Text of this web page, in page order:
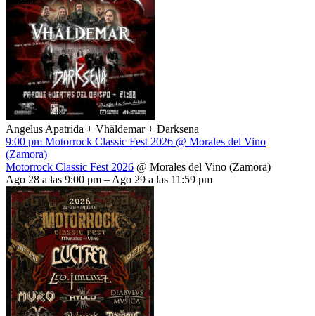
Angelus Apatrida + Vhäldemar + Darksena
9:00 pm Motorrock Classic Fest 2026 @ Morales del Vino
(Zamora)
Motorrock Classic Fest 2026 @ Morales del Vino (Zamora)
Ago 28 a las 9:00 pm – Ago 29 a las 11:59 pm